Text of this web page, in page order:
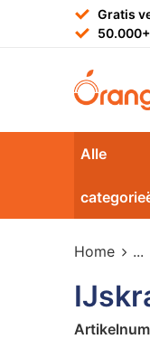
Gratis
Alle
Home ...